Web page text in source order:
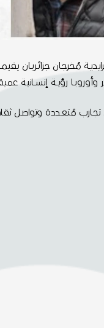
مُخرجـان جزائريـان
وأوروبــا رؤيــة إنســانية
تجـارب مُتعـددة وتواصـل